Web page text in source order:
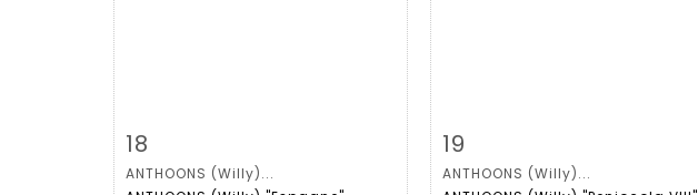
Fiche détaillée
18
ANTHOONS (Willy)...
Fiche détaillée
19
ANTHOONS (Willy)...